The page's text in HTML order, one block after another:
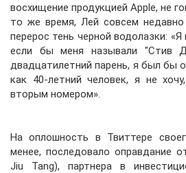
восхищение продукцией Apple, не
то же время, Лей совсем недавно
перерос тень черной водолазки:
если бы меня называли "Стив
двадцатилетний парень, я был бы
как 40-летний человек, я не
вторым номером».
На оплошность в Твиттере
менее, последовало оправдание
Jiu Tang), партнера в